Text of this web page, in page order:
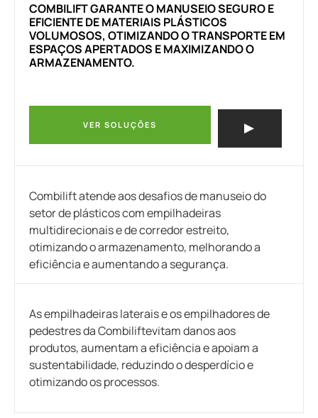
COMBILIFT GARANTE O MANUSEIO SEGURO E
EFICIENTE DE MATERIAIS PLÁSTICOS
VOLUMOSOS, OTIMIZANDO O TRANSPORTE EM
ESPAÇOS APERTADOS E MAXIMIZANDO O
ARMAZENAMENTO.
VER SOLUÇÕES
Combilift atende aos desafios de manuseio do
setor de plásticos com empilhadeiras
multidirecionais e de corredor estreito,
otimizando o armazenamento, melhorando a
eficiência e aumentando a segurança.
As empilhadeiras laterais e os empilhadores de
pedestres da Combiliftevitam danos aos
produtos, aumentam a eficiência e apoiam a
sustentabilidade, reduzindo o desperdício e
otimizando os processos.